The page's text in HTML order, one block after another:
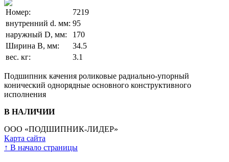
Номер:
7219
внутренний d. мм: 95
наружный D, мм:
170
Ширина В, мм:
34.5
вес. кг:
3.1
Подшипник качения роликовые радиально-упорный
конический однорядные основного конструктивного
исполнения
В НАЛИЧИИ
ООО «ПОДШИПНИК-ЛИДЕР»
Карта сайта
↑ В начало страницы